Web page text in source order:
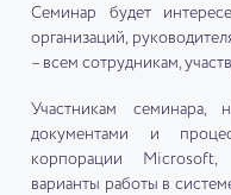
Семинар будет
организаций,
– всем сотрудникам,
Участникам семинара,
документами и
корпорации Microsoft,
варианты работы в